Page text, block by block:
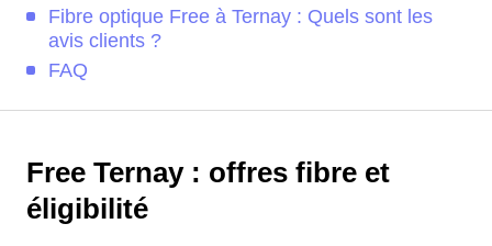
Fibre optique Free à Ternay : Quels sont les
avis clients ?
FAQ
Free Ternay : offres fibre et
éligibilité